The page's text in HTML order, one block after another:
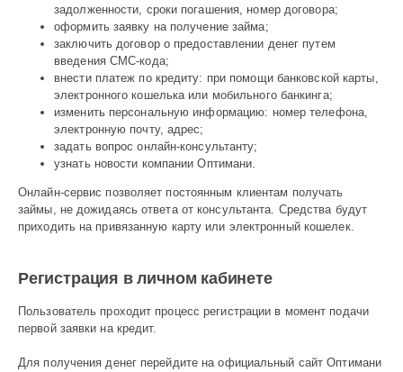
задолженности, сроки погашения, номер договора;
оформить заявку на получение займа;
заключить договор о предоставлении денег путем
введения СМС-кода;
внести платеж по кредиту: при помощи банковской карты,
электронного кошелька или мобильного банкинга;
изменить персональную информацию: номер телефона,
электронную почту, адрес;
задать вопрос онлайн-консультанту;
узнать новости компании Оптимани.
Онлайн-сервис позволяет постоянным клиентам получать
займы, не дожидаясь ответа от консультанта. Средства будут
приходить на привязанную карту или электронный кошелек.
Регистрация в личном кабинете
Пользователь проходит процесс регистрации в момент подачи
первой заявки на кредит.
Для получения денег перейдите на официальный сайт Оптимани